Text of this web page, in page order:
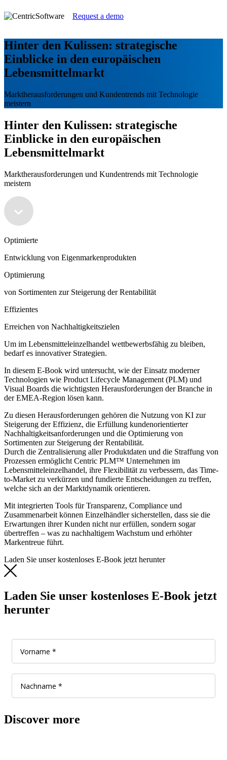
Request a demo
Hinter den Kulissen: strategische
Einblicke in den europäischen
Lebensmittelmarkt
Marktherausforderungen und Kundentrends mit Technologie
meistern
Hinter den Kulissen: strategische
Einblicke in den europäischen
Lebensmittelmarkt
Marktherausforderungen und Kundentrends mit Technologie
meistern
Optimierte
Entwicklung von Eigenmarkenprodukten
Optimierung
von Sortimenten zur Steigerung der Rentabilität
Effizientes
Erreichen von Nachhaltigkeitszielen
Um im Lebensmitteleinzelhandel wettbewerbsfähig zu bleiben,
bedarf es innovativer Strategien.
In diesem E-Book wird untersucht, wie der Einsatz moderner
Technologien wie Product Lifecycle Management (PLM) und
Visual Boards die wichtigsten Herausforderungen der Branche in
der EMEA-Region lösen kann.
Zu diesen Herausforderungen gehören die Nutzung von KI zur
Steigerung der Effizienz, die Erfüllung kundenorientierter
Nachhaltigkeitsanforderungen und die Optimierung von
Sortimenten zur Steigerung der Rentabilität.
Durch die Zentralisierung aller Produktdaten und die Straffung von
Prozessen ermöglicht Centric PLM™ Unternehmen im
Lebensmitteleinzelhandel, ihre Flexibilität zu verbessern, das Time-
to-Market zu verkürzen und fundierte Entscheidungen zu treffen,
welche sich an der Marktdynamik orientieren.
Mit integrierten Tools für Transparenz, Compliance und
Zusammenarbeit können Einzelhändler sicherstellen, dass sie die
Erwartungen ihrer Kunden nicht nur erfüllen, sondern sogar
übertreffen – was zu nachhaltigem Wachstum und erhöhter
Markentreue führt.
Laden Sie unser kostenloses E-Book jetzt herunter
Laden Sie unser kostenloses E-Book jetzt
herunter
Discover more